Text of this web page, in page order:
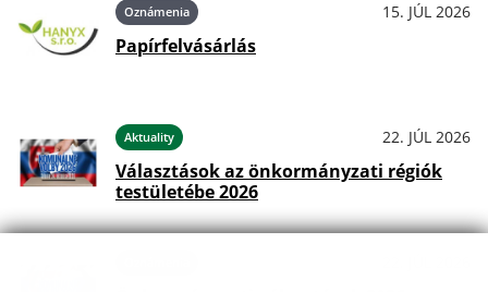
Oznámenia 15. JÚL 2026
Papírfelvásárlás
Aktuality 22. JÚL 2026
Választások az önkormányzati régiók
testületébe 2026